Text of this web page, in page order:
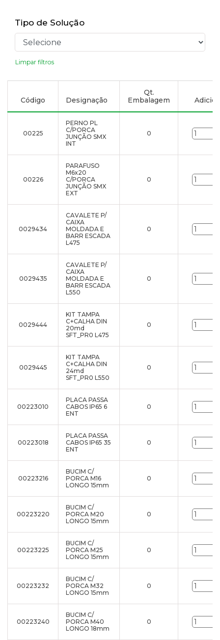
Tipo de Solução
Limpar filtros
Código Designação
Qt.
Embalagem
00225
PERNO PL
C/PORCA
JUNÇÃO SMX
INT
0
00226
PARAFUSO
M6x20
C/PORCA
JUNÇÃO SMX
EXT
0
0029434
CAVALETE P/
CAIXA
MOLDADA E
BARR ESCADA
L475
0
0029435
CAVALETE P/
CAIXA
MOLDADA E
BARR ESCADA
L550
0
0029444
KIT TAMPA
C+CALHA DIN
20md
SFT_PR0 L475
0
0029445
KIT TAMPA
C+CALHA DIN
24md
SFT_PR0 L550
0
00223010
PLACA PASSA
CABOS IP65 6
ENT
0
00223018
PLACA PASSA
CABOS IP65 35
ENT
0
00223216
BUCIM C/
PORCA M16
LONGO 15mm
0
00223220
BUCIM C/
PORCA M20
LONGO 15mm
0
00223225
BUCIM C/
PORCA M25
LONGO 15mm
0
00223232
BUCIM C/
PORCA M32
LONGO 15mm
0
00223240
BUCIM C/
PORCA M40
LONGO 18mm
0